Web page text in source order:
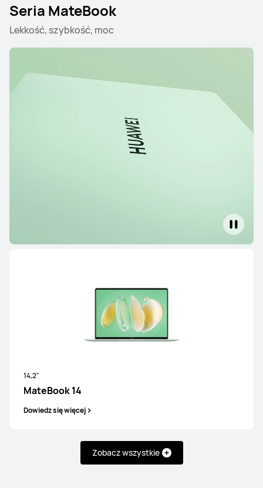
Seria MateBook
Lekkość, szybkość, moc
14,2"
MateBook 14
Dowiedz się więcej
Zobacz wszystkie